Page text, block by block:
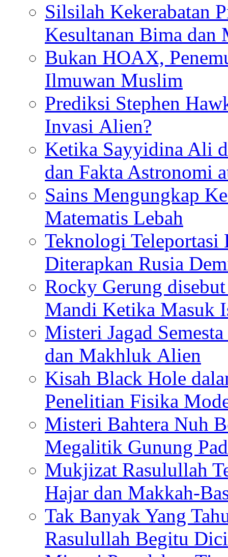
Silsilah Kekerabatan
Kesultanan Bima dan
Bukan HOAX,
Ilmuwan Muslim
Prediksi Stephen
Invasi Alien?
Ketika Sayyidina Ali
dan Fakta Astronomi
Sains Mengungkap
Matematis Lebah
Teknologi Teleportasi
Diterapkan Rusia
Rocky Gerung
Mandi Ketika Masuk
Misteri Jagad
dan Makhluk Alien
Kisah Black Hole
Penelitian Fisika
Misteri Bahtera Nuh
Megalitik Gunung
Mukjizat Rasulullah
Hajar dan Makkah-
Tak Banyak Yang
Rasulullah Begitu